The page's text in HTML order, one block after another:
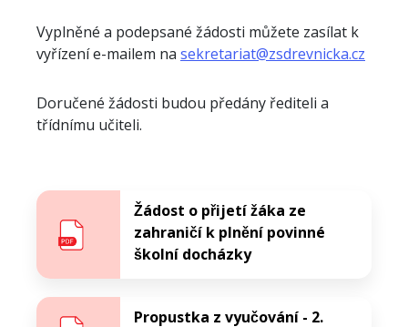
Vyplněné a podepsané žádosti můžete zasílat k
vyřízení e-mailem na sekretariat@zsdrevnicka.cz
Doručené žádosti budou předány řediteli a
třídnímu učiteli.
Žádost o přijetí žáka ze
zahraničí k plnění povinné
školní docházky
Propustka z vyučování - 2.